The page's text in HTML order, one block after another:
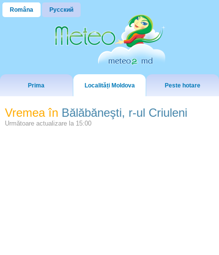
Româna Русский
Prima Localități Moldova Peste hotare
Vremea în Bălăbăneşti, r-ul Criuleni
Următoare actualizare la 15:00